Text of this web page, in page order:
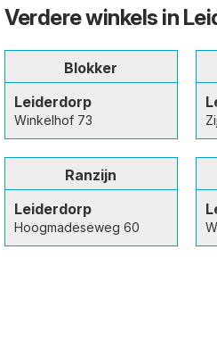
Verdere winkels in
Blokker
Leiderdorp
Winkelhof 73
Ranzijn
Leiderdorp
Hoogmadeseweg 60